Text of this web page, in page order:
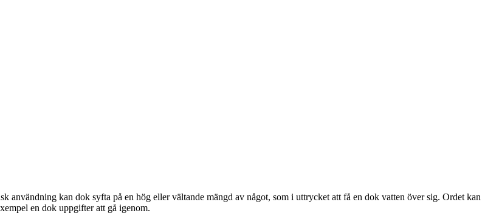
kan dok syfta på en hög eller vältande mängd av något, som i uttrycket att få en dok vatten över sig. Ordet kan
en dok uppgifter att gå igenom.